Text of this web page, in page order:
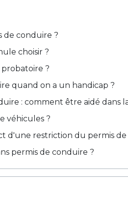
de conduire ?
choisir ?
?
quand on a un handicap ?
: comment être aidé dans
véhicules ?
d'une restriction du permis
permis de conduire ?